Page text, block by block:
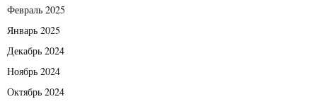
Февраль 2025
Январь 2025
Декабрь 2024
Ноябрь 2024
Октябрь 2024